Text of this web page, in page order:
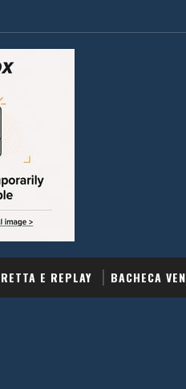
E REPLAY BACHECA